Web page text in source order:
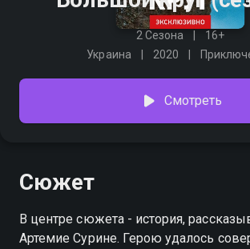
2 Сезона
16+
Украина
2020
Смотреть
Сюжет
В центре сюжета - история,
Артемие Сурине. Герою удалось